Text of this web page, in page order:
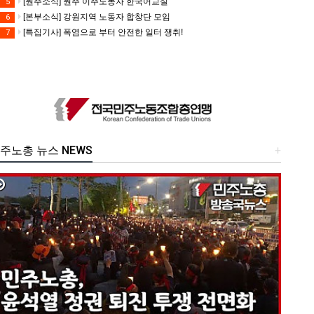
6 [본부소식] 강원지역 노동자 합창단 모임
7 [특집기사] 폭염으로 부터 안전한 일터 쟁취!
+
노총 뉴스 NEWS